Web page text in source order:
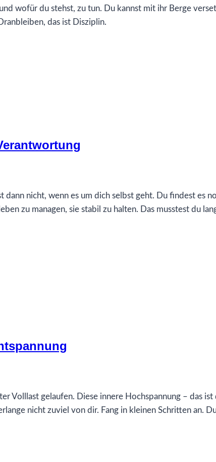
wofür du stehst, zu tun. Du kannst mit ihr Berge
das ist Disziplin.
nicht, wenn es um dich selbst geht. Du findest es
zu managen, sie stabil zu halten. Das musstest du
Volllast gelaufen. Diese innere Hochspannung – das ist
nicht zuviel von dir. Fang in kleinen Schritten an.